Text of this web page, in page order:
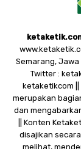
Semarang, Jawa
Twitter :
ketaketikcom ||
merupakan
dan
|| Konten
disajikan
melihat,